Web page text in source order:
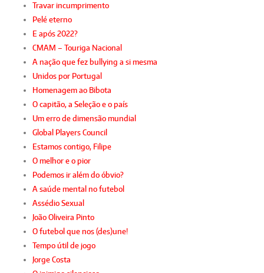
Travar incumprimento
Pelé eterno
E após 2022?
CMAM – Touriga Nacional
A nação que fez bullying a si mesma
Unidos por Portugal
Homenagem ao Bibota
O capitão, a Seleção e o país
Um erro de dimensão mundial
Global Players Council
Estamos contigo, Filipe
O melhor e o pior
Podemos ir além do óbvio?
A saúde mental no futebol
Assédio Sexual
João Oliveira Pinto
O futebol que nos (des)une!
Tempo útil de jogo
Jorge Costa